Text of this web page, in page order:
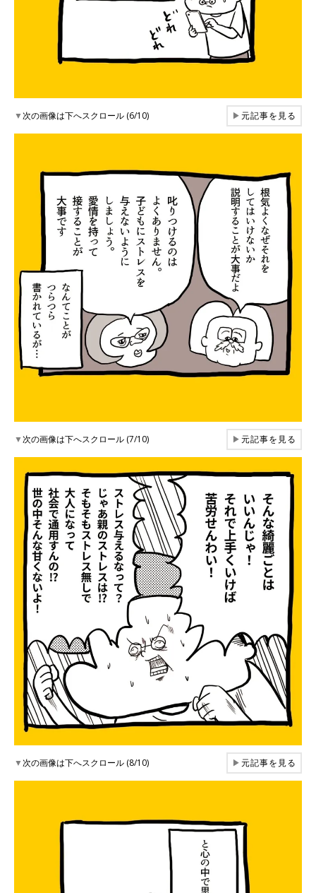
▼次の画像は下へスクロール (6/10) ▶元記事を見る
▼次の画像は下へスクロール (7/10) ▶元記事を見る
▼次の画像は下へスクロール (8/10) ▶元記事を見る